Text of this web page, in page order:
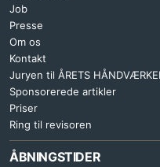
Job
Presse
Om os
Kontakt
Juryen til ÅRETS
Sponsorerede artikler
Priser
Ring til revisoren
ÅBNINGSTIDER